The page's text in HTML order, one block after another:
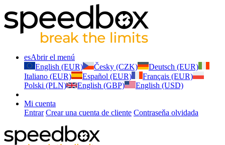
esAbrir el menú
English (EUR)
Česky (CZK)
Deutsch (EUR)
Italiano (EUR)
Español (EUR)
Français (EUR)
Polski (PLN)
English (GBP) English (USD)
Mi cuenta
Entrar Crear una cuenta de cliente Contraseňa olvidada